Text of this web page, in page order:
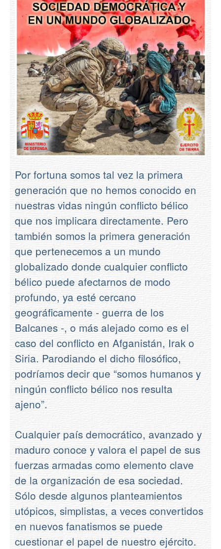
Por fortuna somos tal vez la primera
generación que no hemos conocido en
nuestras vidas ningún conflicto bélico
que nos implicara directamente. Pero
también somos la primera generación
que pertenecemos a un mundo
globalizado donde cualquier conflicto
bélico puede afectarnos de modo
profundo, ya esté cercano
geográficamente - guerra de los
Balcanes -, o más alejado como es el
caso del conflicto en Afganistán, Irak o
Siria. Parodiando el dicho filosófico,
podríamos decir que “somos humanos y
ningún conflicto bélico nos resulta
ajeno”.
Cualquier país democrático, avanzado y
maduro conoce y valora el papel de sus
fuerzas armadas como elemento clave
de la organización de esa sociedad.
Sólo desde algunos planteamientos
utópicos, simplistas, a veces convertidos
en nuevos fanatismos se puede
cuestionar el papel de nuestro ejército.